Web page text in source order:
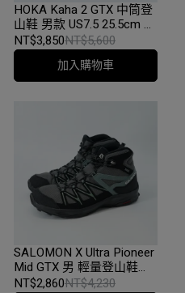
HOKA Kaha 2 GTX 中筒登
山鞋 男款 US7.5 25.5cm 黑
色
NT$3,850NT$5,600
加入購物車
SALOMON X Ultra Pioneer
Mid GTX 男 輕量登山鞋
US11 黑
NT$2,860NT$4,230